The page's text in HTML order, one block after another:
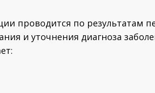
проводится по результатам
и уточнения диагноза